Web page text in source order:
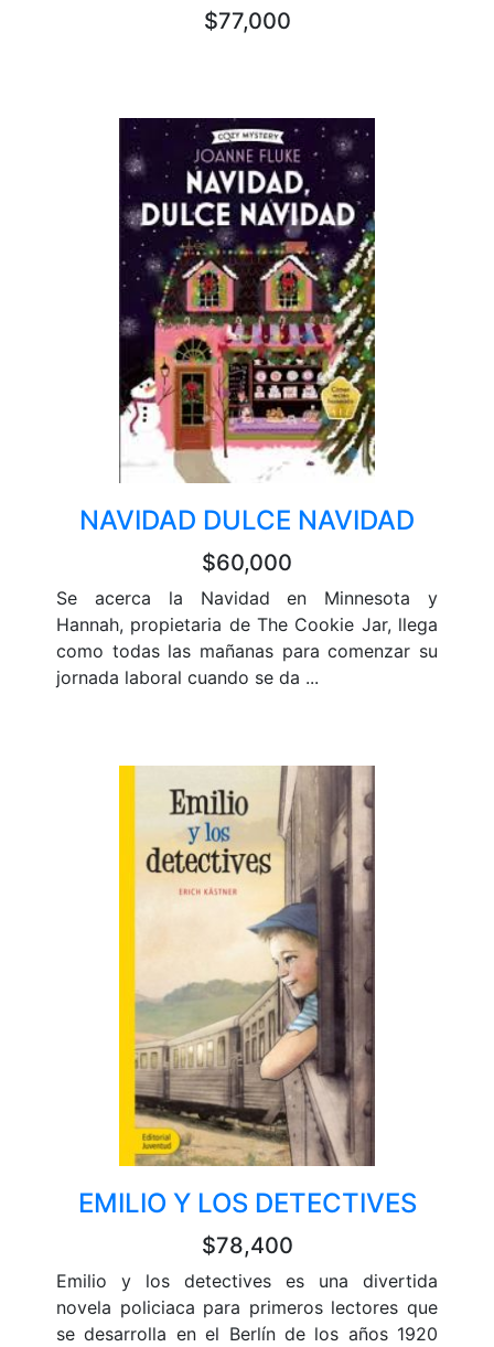
$77,000
NAVIDAD DULCE NAVIDAD
$60,000
Se acerca la Navidad en Minnesota y
Hannah, propietaria de The Cookie Jar, llega
como todas las mañanas para comenzar su
jornada laboral cuando se da ...
EMILIO Y LOS DETECTIVES
$78,400
Emilio y los detectives es una divertida
novela policiaca para primeros lectores que
se desarrolla en el Berlín de los años 1920